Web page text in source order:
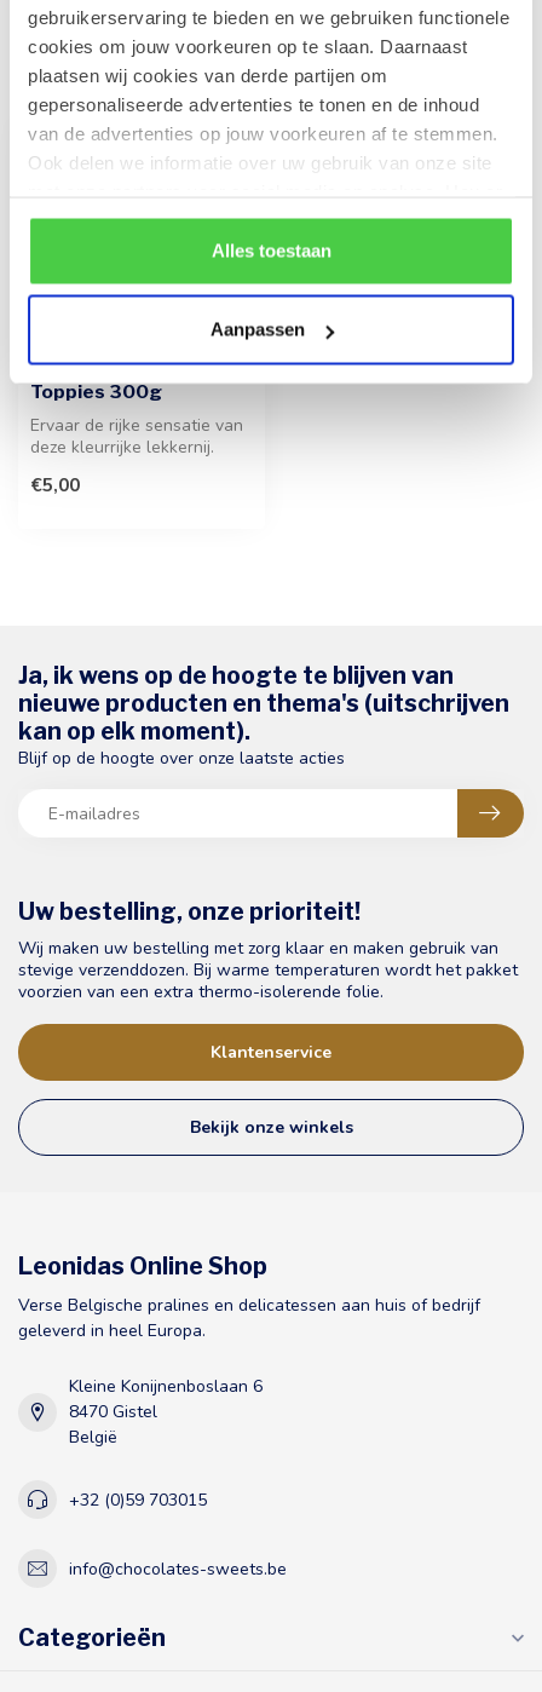
gebruikerservaring te bieden en we gebruiken functionele
cookies om jouw voorkeuren op te slaan. Daarnaast
plaatsen wij cookies van derde partijen om
gepersonaliseerde advertenties te tonen en de inhoud
van de advertenties op jouw voorkeuren af te stemmen.
Ook delen we informatie over uw gebruik van onze site
rekening mee dat als je bepaalde cookies blokkeert, het
de correcte werking van de website kan verstoren.
Alles toestaan
Aanpassen
Recent bekeken
Toppies 300g
Ervaar de rijke sensatie van
deze kleurrijke lekkernij.
€5,00
Uw bestelling, onze prioriteit!
Wij maken uw bestelling met zorg klaar en maken gebruik van
stevige verzenddozen. Bij warme temperaturen wordt het pakket
voorzien van een extra thermo-isolerende folie.
Klantenservice
Bekijk onze winkels
Ja, ik wens op de hoogte te blijven van
nieuwe producten en thema's (uitschrijven
kan op elk moment).
Blijf op de hoogte over onze laatste acties
Leonidas Online Shop
Verse Belgische pralines en delicatessen aan huis of bedrijf
geleverd in heel Europa.
Kleine Konijnenboslaan 6
8470 Gistel
België
+32 (0)59 703015
info@chocolates-sweets.be
Categorieën